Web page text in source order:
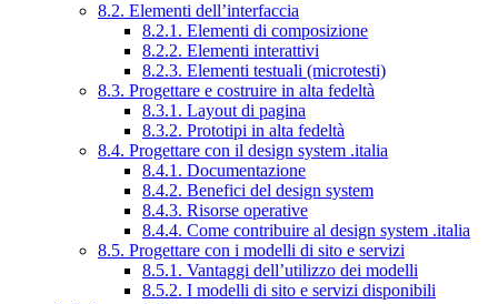
8.2. Elementi dell’interfaccia
8.2.1. Elementi di composizione
8.2.2. Elementi interattivi
8.2.3. Elementi testuali (microtesti)
8.3. Progettare e costruire in alta fedeltà
8.3.1. Layout di pagina
8.3.2. Prototipi in alta fedeltà
8.4. Progettare con il design system .italia
8.4.1. Documentazione
8.4.2. Benefici del design system
8.4.3. Risorse operative
8.4.4. Come contribuire al design system .italia
8.5. Progettare con i modelli di sito e servizi
8.5.1. Vantaggi dell’utilizzo dei modelli
8.5.2. I modelli di sito e servizi disponibili